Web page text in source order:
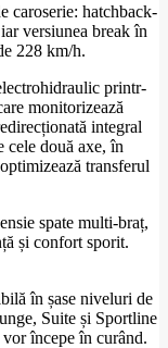
caroserie: hatchback-
versiunea break în
228 km/h.
printr-
monitorizează
integral
cele două axe, în
transferul
spate multi-braț,
și confort sporit.
în șase niveluri de
Suite și Sportline
începe în curând.